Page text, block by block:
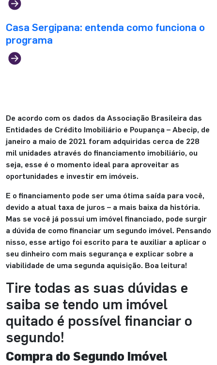
Casa Sergipana: entenda como funciona o
programa
De acordo com os dados da Associação Brasileira das
Entidades de Crédito Imobiliário e Poupança – Abecip, de
janeiro a maio de 2021 foram adquiridas cerca de 228
mil unidades através do financiamento imobiliário, ou
seja, esse é o momento ideal para aproveitar as
oportunidades e investir em imóveis.
E o financiamento pode ser uma ótima saída para você,
devido a atual taxa de juros – a mais baixa da história.
Mas se você já possui um imóvel financiado, pode surgir
a dúvida de como financiar um segundo imóvel. Pensando
nisso, esse artigo foi escrito para te auxiliar a aplicar o
seu dinheiro com mais segurança e explicar sobre a
viabilidade de uma segunda aquisição. Boa leitura!
Tire todas as suas dúvidas e
saiba se tendo um imóvel
quitado é possível financiar o
segundo!
Compra do Segundo Imóvel